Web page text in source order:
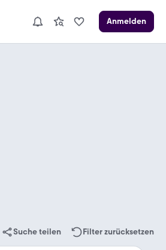
Anmelden
Suche teilen Filter zurücksetzen